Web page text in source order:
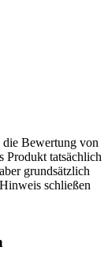
die Bewertung von
Produkt tatsächlich
grundsätzlich
Hinweis schließen